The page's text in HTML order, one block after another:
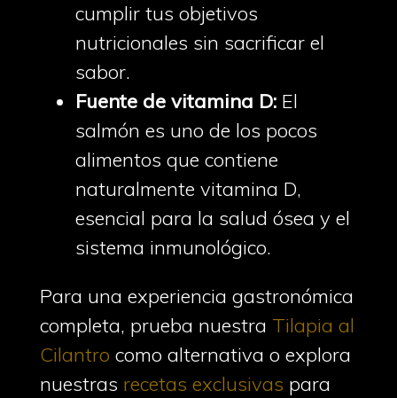
cumplir tus objetivos
nutricionales sin sacrificar el
sabor.
Fuente de vitamina D: El
salmón es uno de los pocos
alimentos que contiene
naturalmente vitamina D,
esencial para la salud ósea y el
sistema inmunológico.
Para una experiencia gastronómica
completa, prueba nuestra Tilapia al
Cilantro como alternativa o explora
nuestras recetas exclusivas para